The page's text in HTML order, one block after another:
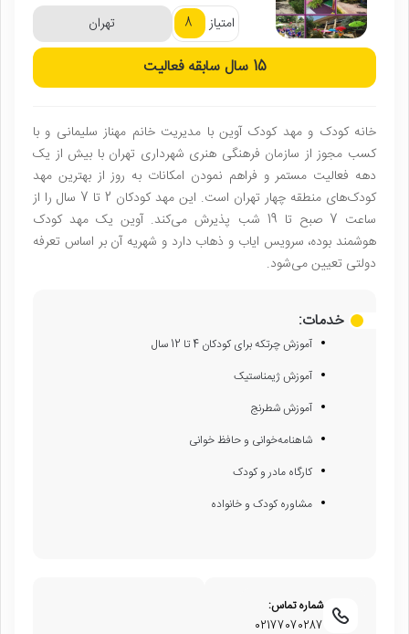
امتیاز
8 تهران
15 سال سابقه فعالیت
خانه کودک و مهد کودک آوین با مدیریت خانم مهناز سلیمانی و با
کسب مجوز از سازمان فرهنگی هنری شهرداری تهران با بیش از یک
دهه فعالیت مستمر و فراهم نمودن امکانات به روز از بهترین مهد
کودک‌های منطقه چهار تهران است. این مهد کودکان 2 تا 7 سال را از
ساعت 7 صبح تا 19 شب پذیرش می‌کند. آوین یک مهد کودک
هوشمند بوده، سرویس ایاب و ذهاب دارد و شهریه آن بر اساس تعرفه
دولتی تعیین می‌شود.
خدمات:
آموزش چرتکه برای کودکان 4 تا 12 سال
آموزش ژیمناستیک
آموزش شطرنج
شاهنامه‌خوانی و حافظ خوانی
کارگاه مادر و کودک
مشاوره کودک و خانواده
شماره تماس:
02177070287